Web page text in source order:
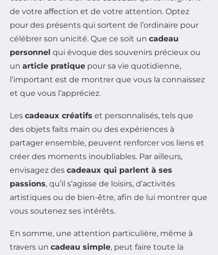
de votre affection et de votre attention. Optez
pour des présents qui sortent de l’ordinaire pour
célébrer son unicité. Que ce soit un cadeau
personnel qui évoque des souvenirs précieux ou
un article pratique pour sa vie quotidienne,
l’important est de montrer que vous la connaissez
et que vous l’appréciez.
Les cadeaux créatifs et personnalisés, tels que
des objets faits main ou des expériences à
partager ensemble, peuvent renforcer vos liens et
créer des moments inoubliables. Par ailleurs,
envisagez des cadeaux qui parlent à ses
passions, qu’il s’agisse de loisirs, d’activités
artistiques ou de bien-être, afin de lui montrer que
vous soutenez ses intérêts.
En somme, une attention particulière, même à
travers un cadeau simple, peut faire toute la